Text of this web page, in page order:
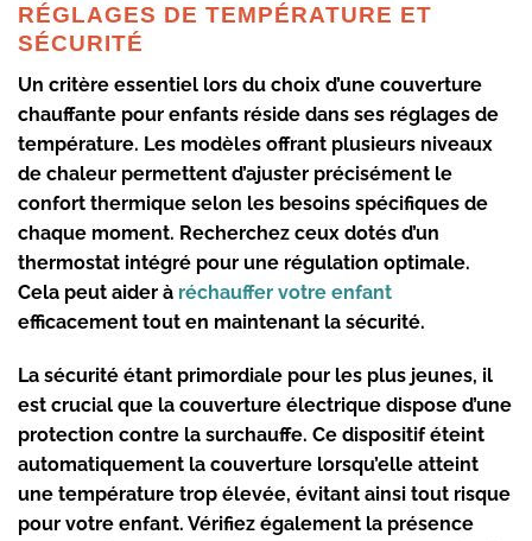
RÉGLAGES DE TEMPÉRATURE ET
SÉCURITÉ
Un critère essentiel lors du choix d’une couverture
chauffante pour enfants réside dans ses réglages de
température. Les modèles offrant plusieurs niveaux
de chaleur permettent d’ajuster précisément le
confort thermique selon les besoins spécifiques de
chaque moment. Recherchez ceux dotés d’un
thermostat intégré pour une régulation optimale.
Cela peut aider à réchauffer votre enfant
efficacement tout en maintenant la sécurité.
La sécurité étant primordiale pour les plus jeunes, il
est crucial que la couverture électrique dispose d’une
protection contre la surchauffe. Ce dispositif éteint
automatiquement la couverture lorsqu’elle atteint
une température trop élevée, évitant ainsi tout risque
pour votre enfant. Vérifiez également la présence